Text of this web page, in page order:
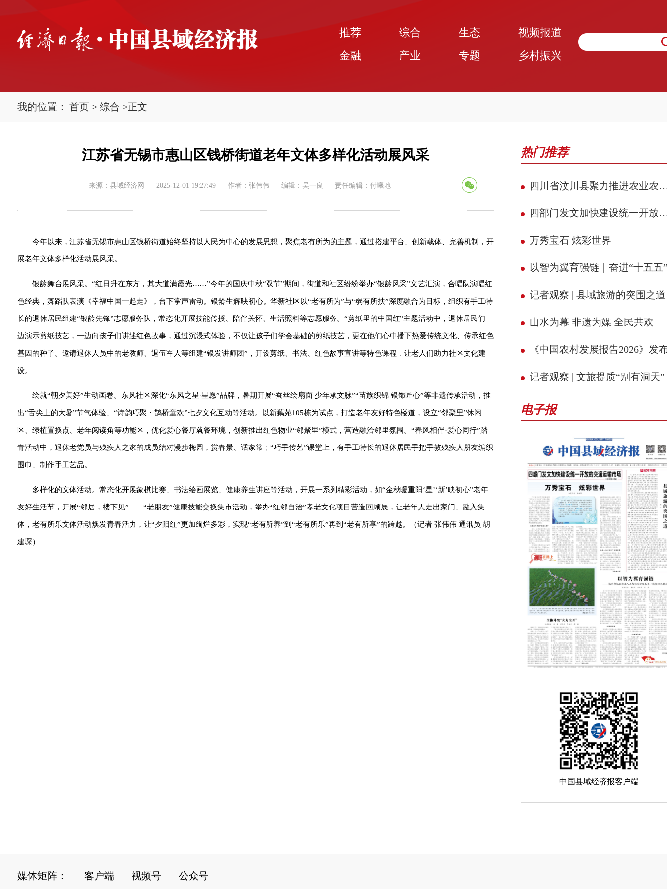
推荐 综合 生态
视频报道
金融
产业 专题 乡村振兴
我的位置： 首页 > 综合 >正文
江苏省无锡市惠山区钱桥街道老年文体多样化活动展风采
来源：县域经济网 2025-12-01 19:27:49 作者：张伟伟 编辑：吴一良 责任编辑：付曦地
今年以来，江苏省无锡市惠山区钱桥街道始终坚持以人民为中心的发展思想，聚焦老有所为的主题，通过搭建平台、创新载体、完善机制，开
展老年文体多样化活动展风采。
银龄舞台展风采。“红日升在东方，其大道满霞光……”今年的国庆中秋“双节”期间，街道和社区纷纷举办“银龄风采”文艺汇演，合唱队演唱红
色经典，舞蹈队表演《幸福中国一起走》，台下掌声雷动。 银龄生辉映初心。华新社区以“老有所为”与“弱有所扶”深度融合为目标，组织有手工特
长的退休居民组建“银龄先锋”志愿服务队，常态化开展技能传授、陪伴关怀、生活照料等志愿服务。“剪纸里的中国红”主题活动中，退休居民们一
边演示剪纸技艺，一边向孩子们讲述红色故事，通过沉浸式体验，不仅让孩子们学会基础的剪纸技艺，更在他们心中播下热爱传统文化、传承红色
基因的种子。邀请退休人员中的老教师、退伍军人等组建“银发讲师团”，开设剪纸、书法、红色故事宣讲等特色课程，让老人们助力社区文化建
设。
绘就“朝夕美好”生动画卷。东风社区深化“东风之星·星愿”品牌，暑期开展“蚕丝绘扇面 少年承文脉”“苗族织锦 银饰匠心”等非遗传承活动，推
出“舌尖上的大暑”节气体验、“诗韵巧聚・鹊桥童欢”七夕文化互动等活动。以新藕苑105栋为试点，打造老年友好特色楼道，设立“邻聚里”休闲
区、绿植置换点、老年阅读角等功能区，优化爱心餐厅就餐环境，创新推出红色物业“邻聚里”模式，营造融洽邻里氛围。“春风相伴·爱心同行”踏
青活动中，退休老党员与残疾人之家的成员结对漫步梅园，赏春景、话家常；“巧手传艺”课堂上，有手工特长的退休居民手把手教残疾人朋友编织
围巾、制作手工艺品。
多样化的文体活动。常态化开展象棋比赛、书法绘画展览、健康养生讲座等活动，开展一系列精彩活动，如“金秋暖重阳‘星’‘新’映初心”老年
友好生活节，开展“邻居，楼下见”——“老朋友”健康技能交换集市活动，举办“红邻自治”孝老文化项目营造回顾展，让老年人走出家门、融入集
体，老有所乐文体活动焕发青春活力，让“夕阳红”更加绚烂多彩，实现“老有所养”到“老有所乐”再到“老有所享”的跨越。（记者 张伟伟 通讯员 胡
建琛）
热门推荐
四川省汶川县聚力推进农业农村现代化 赋能民族地区县域典范建设攻坚见效
四部门发文加快建设统一开放的交通运输市场
万秀宝石 炫彩世界
以智为翼育强链｜奋进“十五五” 县域新征程
记者观察 | 县域旅游的突围之道
山水为幕 非遗为媒 全民共欢
《中国农村发展报告2026》发
记者观察 | 文旅提质“别有洞天”
电子报
中国县域经济报客户端
媒体矩阵： 客户端 视频号 公众号